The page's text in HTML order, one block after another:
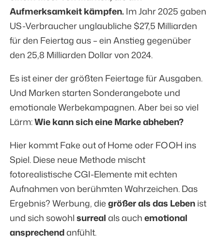
Aufmerksamkeit kämpfen.Im Jahr 2025 gaben
US-Verbraucher unglaubliche $27,5 Milliarden
für den Feiertag aus – ein Anstieg gegenüber
den 25,8 Milliarden Dollar von 2024.
Es ist einer der größten Feiertage für Ausgaben.
Und Marken starten Sonderangebote und
emotionale Werbekampagnen. Aber bei so viel
Lärm:Wie kann sich eine Marke abheben?
Hier kommt Fake out of Home oder FOOH ins
Spiel. Diese neue Methode mischt
fotorealistische CGI-Elemente mit echten
Aufnahmen von berühmten Wahrzeichen. Das
Ergebnis? Werbung, diegrößer als das Lebenist
und sich sowohlsurrealals auchemotional
ansprechendanfühlt.